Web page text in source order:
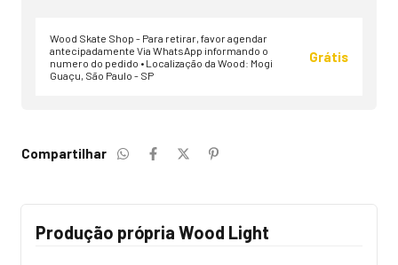
Wood Skate Shop - Para retirar, favor agendar
antecipadamente Via WhatsApp informando o
numero do pedido • Localização da Wood: Mogi
Guaçu, São Paulo - SP
Grátis
Compartilhar
Produção própria Wood Light